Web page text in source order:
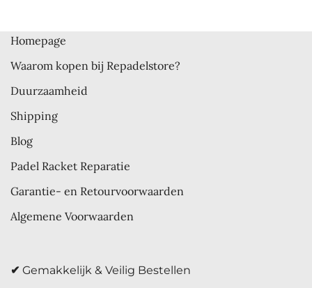
Homepage
Waarom kopen bij Repadelstore?
Duurzaamheid
Shipping
Blog
Padel Racket Reparatie
Garantie- en Retourvoorwaarden
Algemene Voorwaarden
✔ Gemakkelijk & Veilig Bestellen